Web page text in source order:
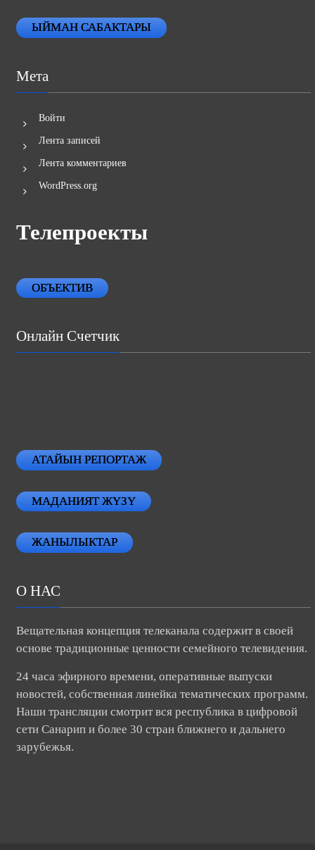
ЫЙМАН САБАКТАРЫ
Мета
Войти
Лента записей
Лента комментариев
WordPress.org
Телепроекты
ОБЪЕКТИВ
Онлайн Счетчик
АТАЙЫН РЕПОРТАЖ
МАДАНИЯТ ЖҮЗҮ
ЖАНЫЛЫКТАР
О НАС
Вещательная концепция телеканала содержит в своей
основе традиционные ценности семейного телевидения.
24 часа эфирного времени, оперативные выпуски
новостей, собственная линейка тематических программ.
Наши трансляции смотрит вся республика в цифровой
сети Санарип и более 30 стран ближнего и дальнего
зарубежья.